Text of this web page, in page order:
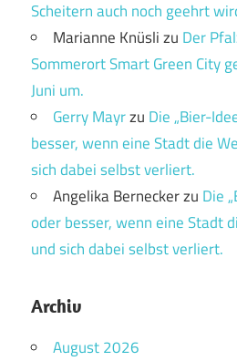
Scheitern auch noch geehrt
Marianne Knüslizu Der
Sommerort Smart Green City
Juni um.
Gerry Mayrzu Die „Bier-
besser, wenn eine Stadt die
sich dabei selbst verliert.
Angelika Berneckerzu Die
oder besser, wenn eine Stadt
und sich dabei selbst verliert.
Archiv
August 2026